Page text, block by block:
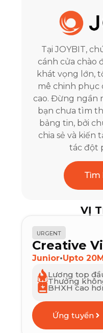
Tại JOYBIT,
cánh cửa chào
khát vọng lớn,
mê chinh phục
cao. Đừng ngần
bạn chưa tìm
bảng tin, bởi
chia sẻ và kiến
tác đột
Tìm
VỊ
URGENT
Creative
Junior•Upto 20M
Lương top
Thưởng
BHXH cao
Ứng tuyển